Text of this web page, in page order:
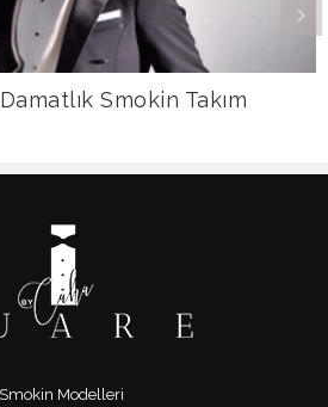
Smokin Takım
Smokin Modelleri